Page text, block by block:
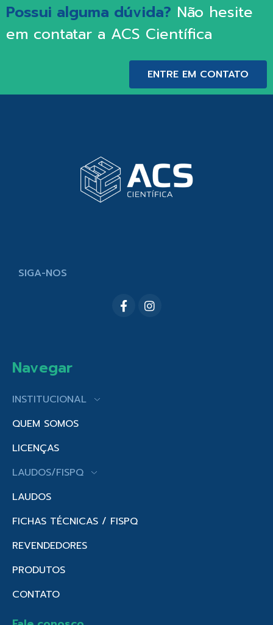
Possui alguma dúvida? Não hesite
em contatar a ACS Científica
ENTRE EM CONTATO
SIGA-NOS
Navegar
INSTITUCIONAL
QUEM SOMOS
LICENÇAS
LAUDOS/FISPQ
LAUDOS
FICHAS TÉCNICAS / FISPQ
REVENDEDORES
PRODUTOS
CONTATO